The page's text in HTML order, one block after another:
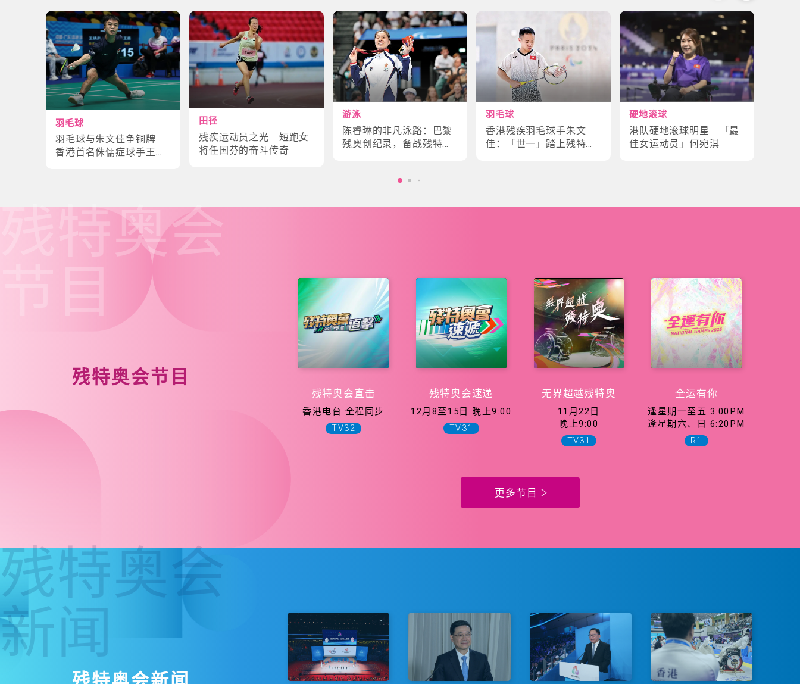
羽毛球
羽毛球与朱文佳争铜牌
香港首名侏儒症球手王镇
田径
残疾运动员之光 短跑女
将任国芬的奋斗传奇
游泳
陈睿琳的非凡泳路：巴黎
残奥创纪录，备战残特奥
羽毛球
香港残疾羽毛球手朱文
佳：「世一」踏上残特奥
硬地滚球
港队硬地滚球明星 「最
佳女运动员」何宛淇
残特奥会节目
残特奥会
残特奥会直击
香港电台 全程同步
TV32
残特奥会速递
12月8至15日 晚上9:00
TV31
无界超越残特奥
11月22日
晚上9:00
TV31
全运有你
逢星期一至五 3:00PM
逢星期六、日 6:20PM
R1
更多节目
残特奥会
新闻